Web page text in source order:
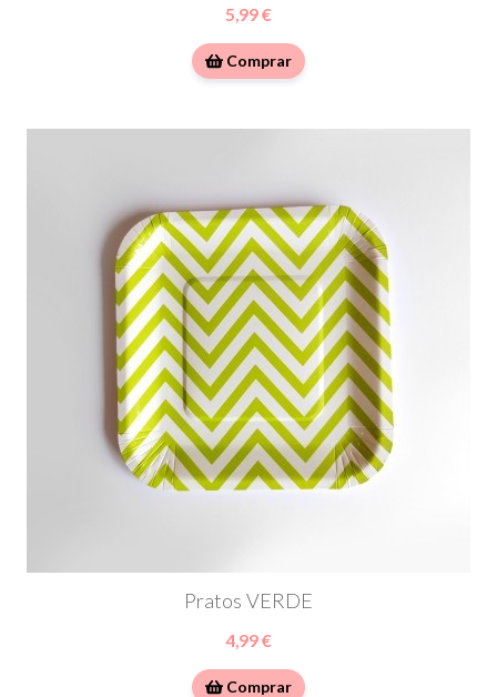
5,99 €
Comprar
Pratos VERDE
4,99 €
Comprar